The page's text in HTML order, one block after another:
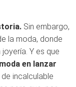
Sin embargo,
la moda, donde
Y es que
en lanzar
incalculable